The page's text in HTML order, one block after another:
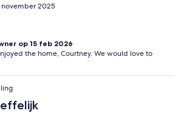
2025
op 15 feb 2026
the home, Courtney. We would love to